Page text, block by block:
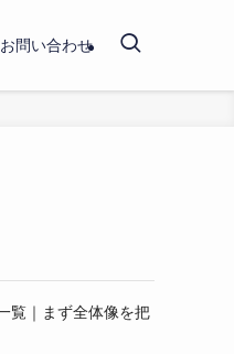
お問い合わせ
覧｜まず全体像を把